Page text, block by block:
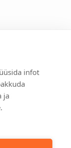
infot
ja